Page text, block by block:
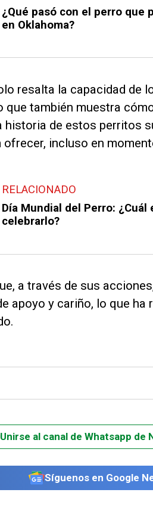
¿Qué pasó con el perro que
en Oklahoma?
resalta la capacidad de
que también muestra
historia de estos perritos
incluso en
RELACIONADO
Día Mundial del Perro:
celebrarlo?
a través de sus
apoyo y cariño, lo que
Unirse al canal de Whatsapp de
Síguenos en Google